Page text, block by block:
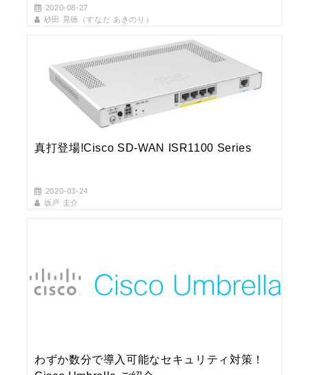
2020-08-27
砂田 晃徳（すなだ あきのり）
真打登場!Cisco SD-WAN ISR1100 Series
2020-03-24
坂戸 圭介
わずか数分で導入可能なセキュリティ対策！